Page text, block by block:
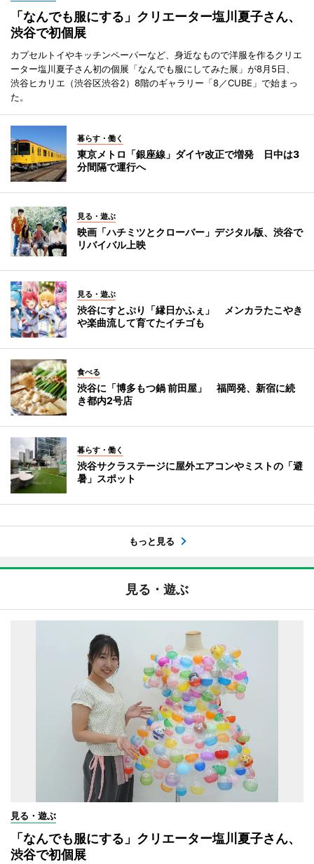
「なんでも服にする」クリエーター塩川夏子さん、
渋谷で初個展
カプセルトイやキッチンペーパーなど、身近なもので洋服を作るクリエ
ーター塩川夏子さん初の個展「なんでも服にしてみた展」が8月5日、
渋谷ヒカリエ（渋谷区渋谷2）8階のギャラリー「8／CUBE」で始まっ
た。
暮らす・働く
東京メトロ「銀座線」ダイヤ改正で増発 日中は3
分間隔で運行へ
見る・遊ぶ
映画「ハチミツとクローバー」デジタル版、渋谷で
リバイバル上映
見る・遊ぶ
渋谷にすとぷり「縁日かふぇ」 メンカラたこやき
や楽曲流して育てたイチゴも
食べる
渋谷に「博多もつ鍋 前田屋」 福岡発、新宿に続
き都内2号店
暮らす・働く
渋谷サクラステージに屋外エアコンやミストの「避
暑」スポット
もっと見る
見る・遊ぶ
見る・遊ぶ
「なんでも服にする」クリエーター塩川夏子さん、
渋谷で初個展